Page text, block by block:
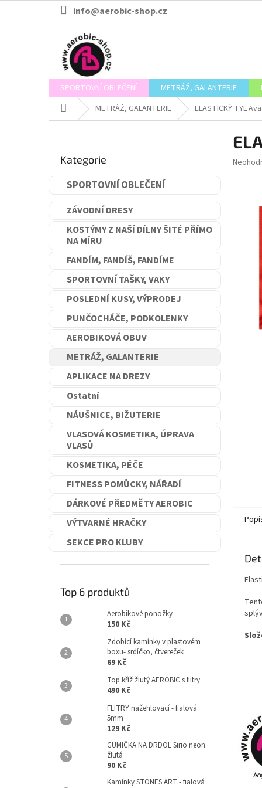
info@aerobic-shop.cz
SPORTOVNÍ OBLEČENÍ METRÁŽ, GALANTERIE
Domů METRÁŽ, GALANTERIE ELASTICKÝ TYL
kategorie
Kategorie
SPORTOVNÍ OBLEČENÍ
ZÁVODNÍ DRESY
KOSTÝMY Z NAŠÍ DÍLNY ŠITÉ PŘÍMO
NA MÍRU
FANDÍM, FANDÍŠ, FANDÍME
SPORTOVNÍ TAŠKY, VAKY
POSLEDNÍ KUSY, VÝPRODEJ
PUNČOCHÁČE, PODKOLENKY
AEROBIKOVÁ OBUV
METRÁŽ, GALANTERIE
APLIKACE NA DREZY
Ostatní
NÁUŠNICE, BIŽUTERIE
VLASOVÁ KOSMETIKA, ÚPRAVA
VLASŮ
KOSMETIKA, PÉČE
FITNESS POMŮCKY, NÁŘADÍ
DÁRKOVÉ PŘEDMĚTY AEROBIC
VÝTVARNÉ HRAČKY
SEKCE PRO KLUBY
Top 6 produktů
Aerobikové ponožky
150 Kč
Zdobící kamínky v plastovém
boxu- srdíčko, čtvereček
69 Kč
Top kříž žlutý AEROBIC s flitry
490 Kč
FLITRY nažehlovací - fialová
5mm
129 Kč
GUMIČKA NA DRDOL Sirio neon
žlutá
90 Kč
Kamínky STONES ART - fialová